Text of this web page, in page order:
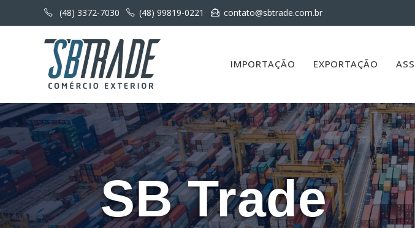
(48) 3372-7030 (48) 99819-0221 contato@sbtrade.com.br
IMPORTAÇÃO EXPORTAÇÃO
SB Trade